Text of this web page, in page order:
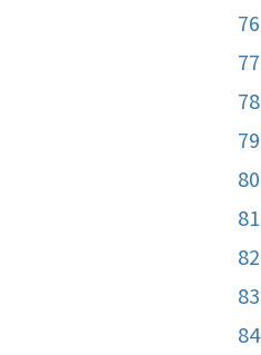
76
77
78
79
80
81
82
83
84